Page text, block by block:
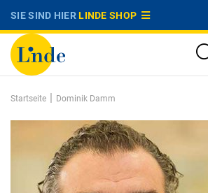
SIE SIND HIERLINDE SHOP
Startseite | Dominik Damm